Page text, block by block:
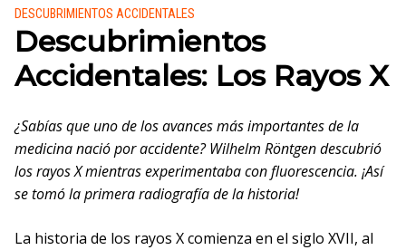
Publicado en:
DESCUBRIMIENTOS ACCIDENTALES
Descubrimientos
Accidentales: Los Rayos X
¿Sabías que uno de los avances más importantes de la
medicina nació por accidente? Wilhelm Röntgen descubrió
los rayos X mientras experimentaba con fluorescencia. ¡Así
se tomó la primera radiografía de la historia!
La historia de los rayos X comienza en el siglo XVII, al